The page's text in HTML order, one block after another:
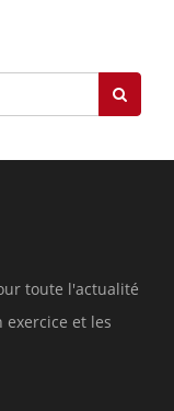
toute l'actualité
et les